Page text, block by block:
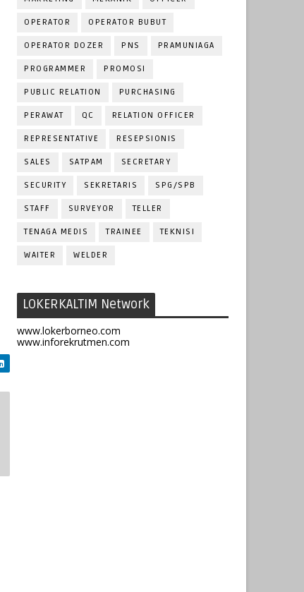
OPERATOR OPERATOR BUBUT
OPERATOR DOZER PNS PRAMUNIAGA
PROGRAMMER PROMOSI
PUBLIC RELATION PURCHASING
PERAWAT QC RELATION OFFICER
REPRESENTATIVE RESEPSIONIS
SALES SATPAM SECRETARY
SECURITY SEKRETARIS SPG/SPB
STAFF SURVEYOR TELLER
TENAGA MEDIS TRAINEE TEKNISI
WAITER WELDER
LOKERKALTIM Network
www.lokerborneo.com
www.inforekrutmen.com